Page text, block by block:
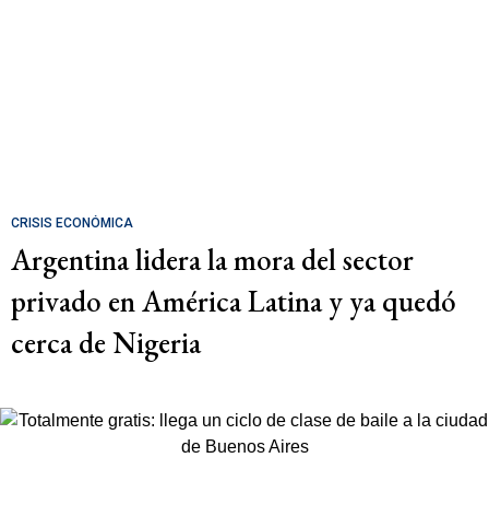
CRISIS ECONÓMICA
Argentina lidera la mora del sector
privado en América Latina y ya quedó
cerca de Nigeria